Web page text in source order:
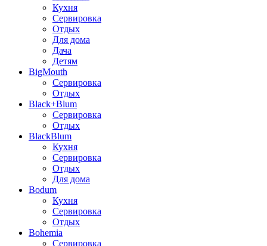
Кухня
Сервировка
Отдых
Для дома
Дача
Детям
BigMouth
Сервировка
Отдых
Black+Blum
Сервировка
Отдых
BlackBlum
Кухня
Сервировка
Отдых
Для дома
Bodum
Кухня
Сервировка
Отдых
Bohemia
Сервировка